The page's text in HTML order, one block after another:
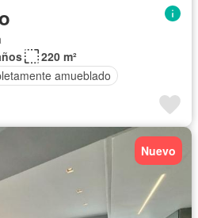
220 m²
amueblado
Nuevo